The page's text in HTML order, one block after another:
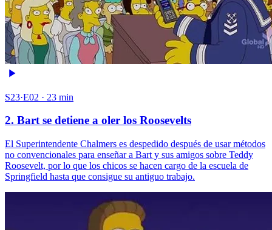
S23·E02 · 23 min
2. Bart se detiene a oler los Roosevelts
El Superintendente Chalmers es despedido después de usar métodos
no convencionales para enseñar a Bart y sus amigos sobre Teddy
Roosevelt, por lo que los chicos se hacen cargo de la escuela de
Springfield hasta que consigue su antiguo trabajo.